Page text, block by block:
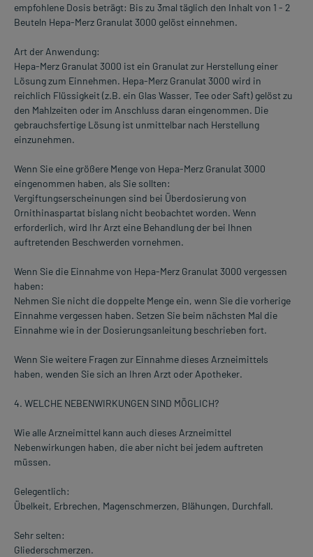
empfohlene Dosis beträgt: Bis zu 3mal täglich den Inhalt von 1 - 2
Beuteln Hepa-Merz Granulat 3000 gelöst einnehmen.
Art der Anwendung:
Hepa-Merz Granulat 3000 ist ein Granulat zur Herstellung einer
Lösung zum Einnehmen. Hepa-Merz Granulat 3000 wird in
reichlich Flüssigkeit (z.B. ein Glas Wasser, Tee oder Saft) gelöst zu
den Mahlzeiten oder im Anschluss daran eingenommen. Die
gebrauchsfertige Lösung ist unmittelbar nach Herstellung
einzunehmen.
Wenn Sie eine größere Menge von Hepa-Merz Granulat 3000
eingenommen haben, als Sie sollten:
Vergiftungserscheinungen sind bei Überdosierung von
Ornithinaspartat bislang nicht beobachtet worden. Wenn
erforderlich, wird Ihr Arzt eine Behandlung der bei Ihnen
auftretenden Beschwerden vornehmen.
Wenn Sie die Einnahme von Hepa-Merz Granulat 3000 vergessen
haben:
Nehmen Sie nicht die doppelte Menge ein, wenn Sie die vorherige
Einnahme vergessen haben. Setzen Sie beim nächsten Mal die
Einnahme wie in der Dosierungsanleitung beschrieben fort.
Wenn Sie weitere Fragen zur Einnahme dieses Arzneimittels
haben, wenden Sie sich an Ihren Arzt oder Apotheker.
4. WELCHE NEBENWIRKUNGEN SIND MÖGLICH?
Wie alle Arzneimittel kann auch dieses Arzneimittel
Nebenwirkungen haben, die aber nicht bei jedem auftreten
müssen.
Gelegentlich:
Übelkeit, Erbrechen, Magenschmerzen, Blähungen, Durchfall.
Sehr selten:
Gliederschmerzen.